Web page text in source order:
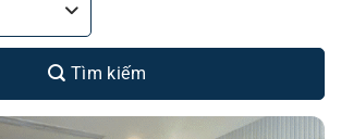
Tìm kiếm